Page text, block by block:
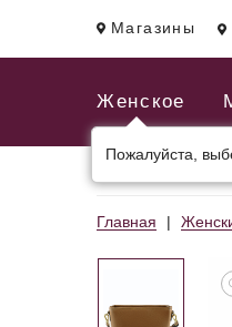
Магазины
Женское
Пожалуйста,
Главная